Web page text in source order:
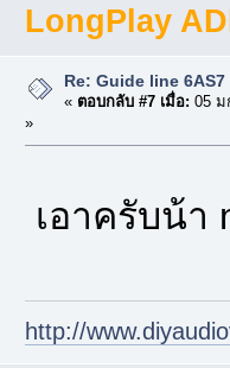
LongPlay
Re: Guide line
« ตอบกลับ #7 เมื่อ: 05 ม
»
เอาครับน้
http://